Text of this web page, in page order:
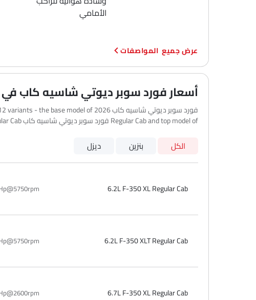
الأمامي
المواصفات
أسعار فورد سوبر ديوتي شاسيه كاب
Regular Cab and top model of فورد سوبر ديوتي شاسيه كاب is 6.7L F-550 XLT Regular Cab.
الكل بنزين ديزل
6.2L F-350 XL Regular Cab
6.2L F-350 XLT Regular Cab
6.7L F-350 XL Regular Cab